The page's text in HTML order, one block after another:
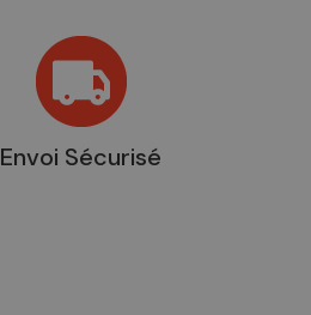
Envoi Sécurisé